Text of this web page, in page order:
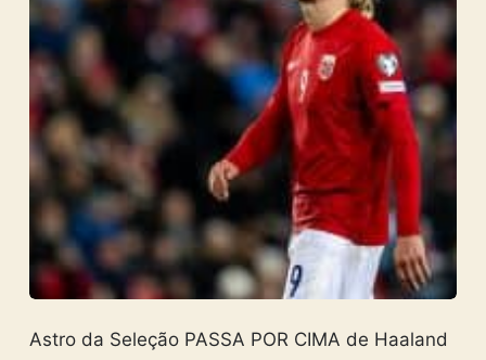
Astro da Seleção PASSA POR CIMA de Haaland